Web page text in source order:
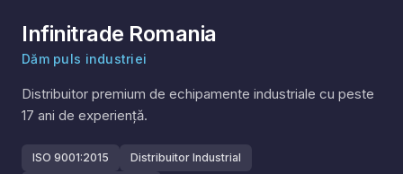
Infinitrade Romania
Dăm puls industriei
Distribuitor premium de echipamente industriale cu peste
17 ani de experiență.
ISO 9001:2015
Distribuitor Industrial